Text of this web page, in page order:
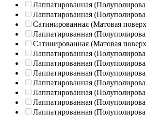
Лаппатированная
Лаппатированная
Сатинированная (Матовая
Лаппатированная
Сатинированная (Матовая
Лаппатированная
Лаппатированная
Лаппатированная
Лаппатированная
Лаппатированная
Лаппатированная
Лаппатированная